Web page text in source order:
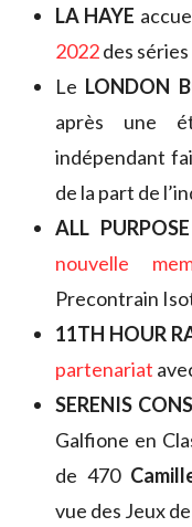
LA HAYE
2022des
Le LONDON
après une
indépendant
de la part de
ALL PURPOSE
nouvelle
Precontrain
11TH HOUR
partenariat
SERENIS
Galfione en
de 470
vue des Jeux